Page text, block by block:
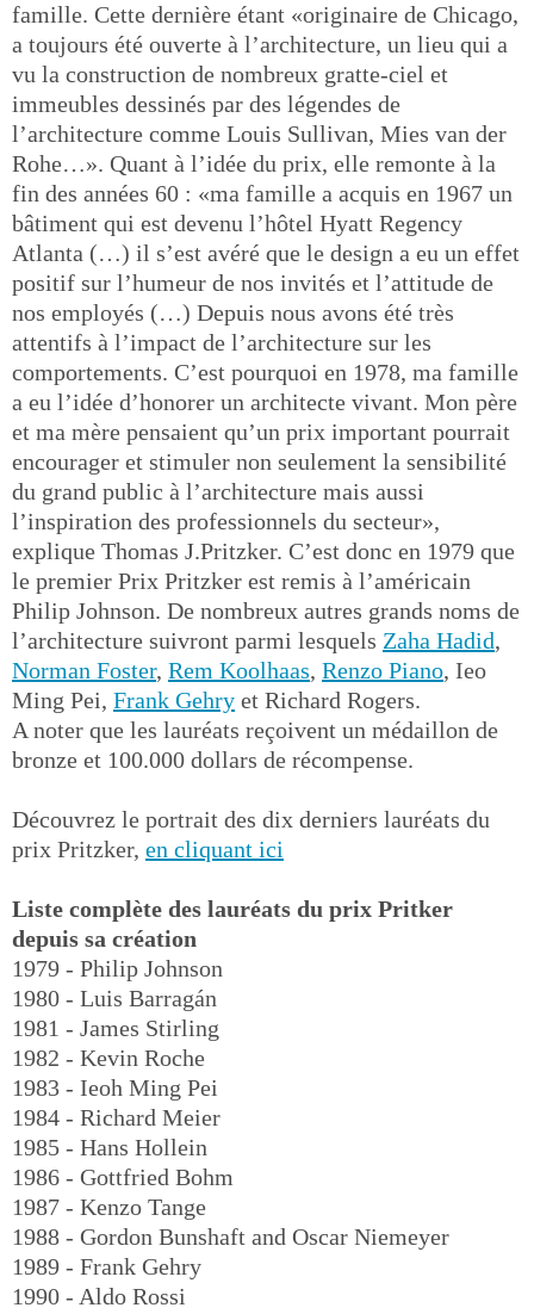
famille. Cette dernière étant «originaire de Chicago,
a toujours été ouverte à l’architecture, un lieu qui a
vu la construction de nombreux gratte-ciel et
immeubles dessinés par des légendes de
l’architecture comme Louis Sullivan, Mies van der
Rohe…». Quant à l’idée du prix, elle remonte à la
fin des années 60 : «ma famille a acquis en 1967 un
bâtiment qui est devenu l’hôtel Hyatt Regency
Atlanta (…) il s’est avéré que le design a eu un effet
positif sur l’humeur de nos invités et l’attitude de
nos employés (…) Depuis nous avons été très
attentifs à l’impact de l’architecture sur les
comportements. C’est pourquoi en 1978, ma famille
a eu l’idée d’honorer un architecte vivant. Mon père
et ma mère pensaient qu’un prix important pourrait
encourager et stimuler non seulement la sensibilité
du grand public à l’architecture mais aussi
l’inspiration des professionnels du secteur»,
explique Thomas J.Pritzker. C’est donc en 1979 que
le premier Prix Pritzker est remis à l’américain
Philip Johnson. De nombreux autres grands noms de
l’architecture suivront parmi lesquels Zaha Hadid,
Norman Foster, Rem Koolhaas, Renzo Piano, Ieo
Ming Pei, Frank Gehry et Richard Rogers.
A noter que les lauréats reçoivent un médaillon de
bronze et 100.000 dollars de récompense.
Découvrez le portrait des dix derniers lauréats du
prix Pritzker, en cliquant ici
Liste complète des lauréats du prix Pritker
depuis sa création
1979 - Philip Johnson
1980 - Luis Barragán
1981 - James Stirling
1982 - Kevin Roche
1983 - Ieoh Ming Pei
1984 - Richard Meier
1985 - Hans Hollein
1986 - Gottfried Bohm
1987 - Kenzo Tange
1988 - Gordon Bunshaft and Oscar Niemeyer
1989 - Frank Gehry
1990 - Aldo Rossi